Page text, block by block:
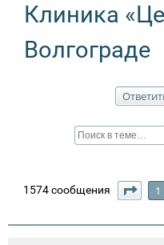
Клиника
Волгограде
1574 сообщения 1